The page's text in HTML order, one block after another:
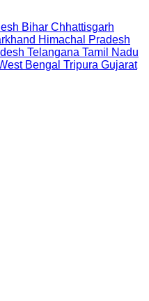
Bihar Chhattisgarh
Himachal Pradesh
Telangana Tamil Nadu
Bengal Tripura Gujarat